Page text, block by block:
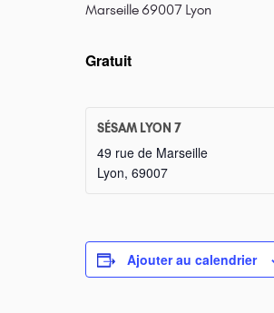
Marseille 69007 Lyon
Gratuit
SÉSAM LYON 7
49 rue de Marseille
Lyon, 69007
Ajouter au calendrier